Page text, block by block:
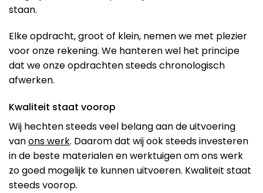
staan.
Elke opdracht, groot of klein, nemen we met plezier
voor onze rekening. We hanteren wel het principe
dat we onze opdrachten steeds chronologisch
afwerken.
Kwaliteit staat voorop
Wij hechten steeds veel belang aan de uitvoering
vanons werk. Daarom dat wij ook steeds investeren
in de beste materialen en werktuigen om ons werk
zo goed mogelijk te kunnen uitvoeren. Kwaliteit staat
steeds voorop.